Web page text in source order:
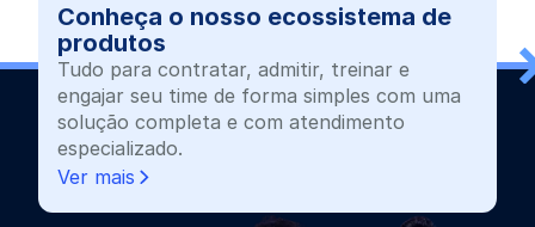
Conheça o nosso ecossistema de
produtos
Tudo para contratar, admitir, treinar e
engajar seu time de forma simples com uma
solução completa e com atendimento
especializado.
Ver mais